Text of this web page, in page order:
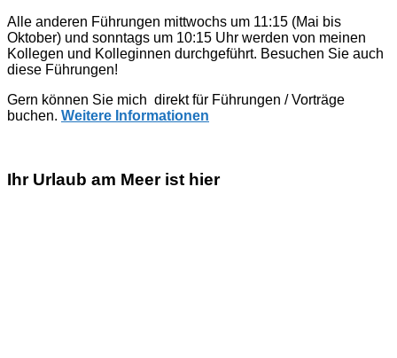
Alle anderen Führungen mittwochs um 11:15 (Mai bis
Oktober) und sonntags um 10:15 Uhr werden von meinen
Kollegen und Kolleginnen durchgeführt. Besuchen Sie auch
diese Führungen!
Gern können Sie mich direkt für Führungen / Vorträge
buchen. Weitere Informationen
Ihr Urlaub am Meer ist hier